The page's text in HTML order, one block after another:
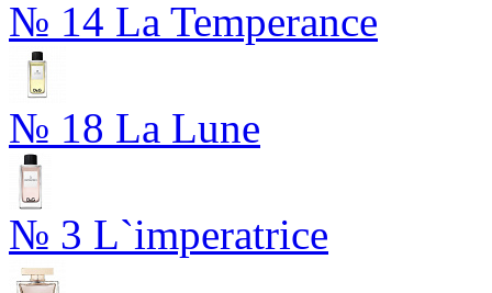
№ 14 La Temperance
№ 18 La Lune
№ 3 L`imperatrice